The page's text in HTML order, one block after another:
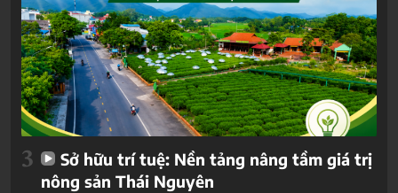
3
Sở hữu trí tuệ: Nền tảng nâng tầm giá trị
nông sản Thái Nguyên